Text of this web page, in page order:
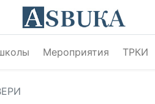
Мероприятия ТРКИ